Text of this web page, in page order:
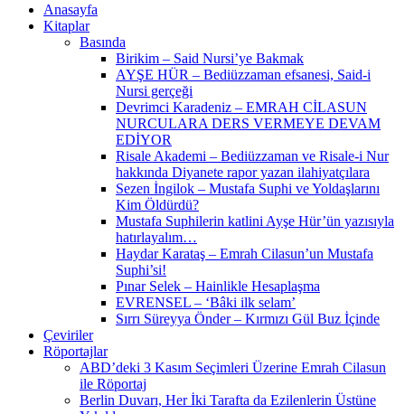
Anasayfa
Kitaplar
Basında
Birikim – Said Nursi’ye Bakmak
AYŞE HÜR – Bediüzzaman efsanesi, Said-i
Nursi gerçeği
Devrimci Karadeniz – EMRAH CİLASUN
NURCULARA DERS VERMEYE DEVAM
EDİYOR
Risale Akademi – Bediüzzaman ve Risale-i Nur
hakkında Diyanete rapor yazan ilahiyatçılara
Sezen İngilok – Mustafa Suphi ve Yoldaşlarını
Kim Öldürdü?
Mustafa Suphilerin katlini Ayşe Hür’ün yazısıyla
hatırlayalım…
Haydar Karataş – Emrah Cilasun’un Mustafa
Suphi’si!
Pınar Selek – Hainlikle Hesaplaşma
EVRENSEL – ‘Bâki ilk selam’
Sırrı Süreyya Önder – Kırmızı Gül Buz İçinde
Çeviriler
Röportajlar
ABD’deki 3 Kasım Seçimleri Üzerine Emrah Cilasun
ile Röportaj
Berlin Duvarı, Her İki Tarafta da Ezilenlerin Üstüne